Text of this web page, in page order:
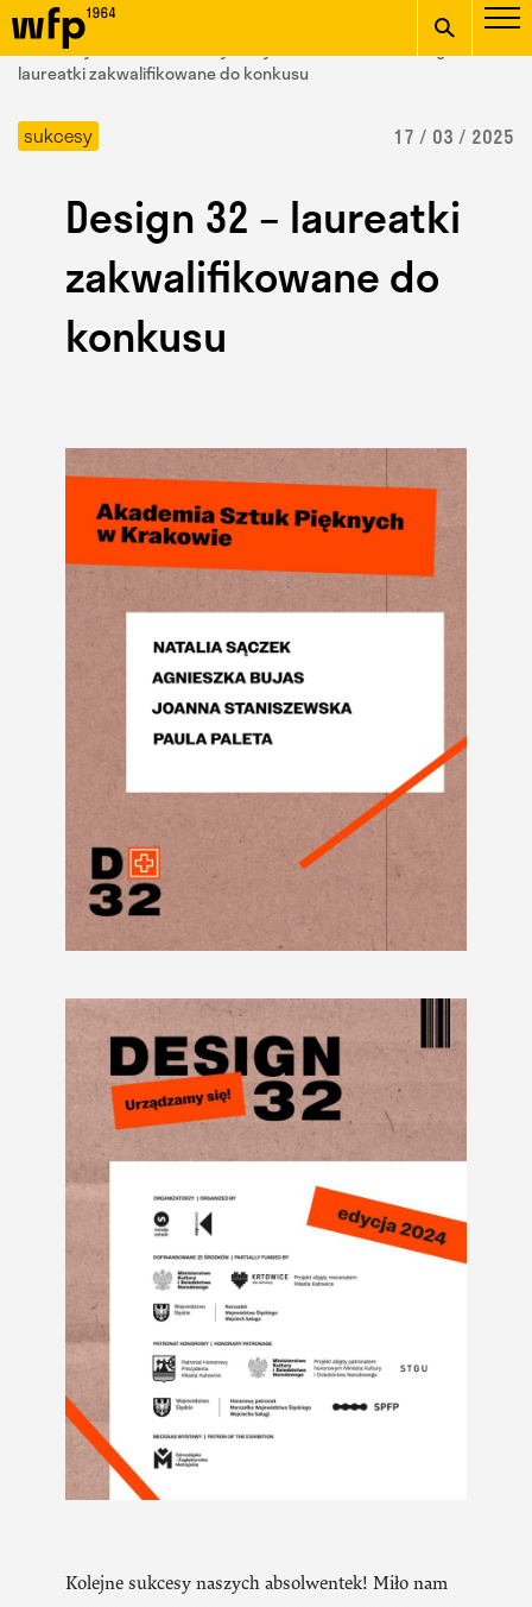
Oficjalna witryna
Wydziału Form
Przemysłowych ASP w
Krakowie
wpisz szukaną frazę
/ Wydział Form Przemysłowych /
laureatki zakwalifikowane do konkusu
sukcesy 17 / 03 / 2025
Design 32 – laureatki
zakwalifikowane do
konkusu
Kolejne sukcesy naszych absolwentek! Miło nam